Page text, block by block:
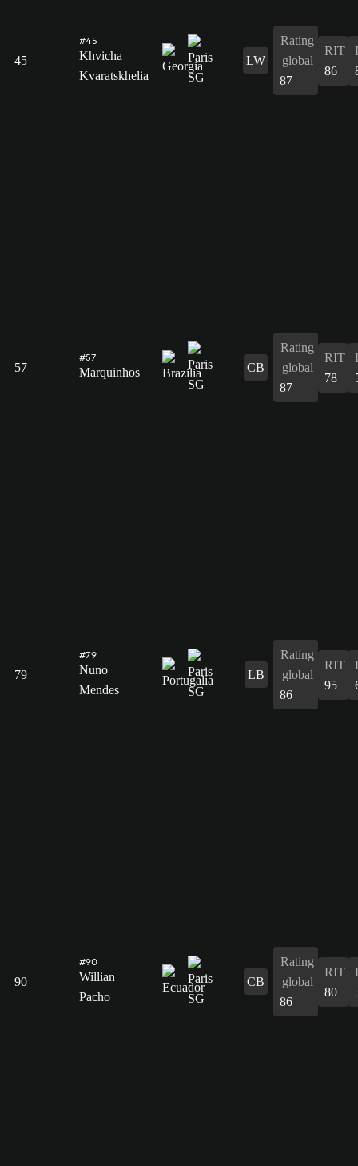
45
#45
Khvicha
Kvaratskhelia
LW
Rating
global
87
RIT
86
57
#57
Marquinhos CB
Rating
global
87
RIT
78
79
#79
Nuno
Mendes
LB
Rating
global
86
RIT
95
90
#90
Willian
Pacho
CB
Rating
global
86
RIT
80